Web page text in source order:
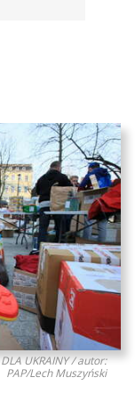
UKRAINY / autor:
PAP/Lech Muszyński